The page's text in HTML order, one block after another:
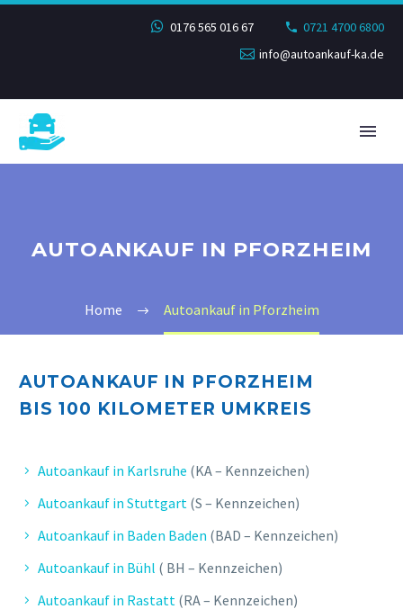
0176 565 016 67
0721 4700 6800
info@autoankauf-ka.de
AUTOANKAUF IN PFORZHEIM
Home Autoankauf in Pforzheim
AUTOANKAUF IN PFORZHEIM
BIS 100 KILOMETER UMKREIS
Autoankauf in Karlsruhe (KA – Kennzeichen)
Autoankauf in Stuttgart (S – Kennzeichen)
Autoankauf in Baden Baden (BAD – Kennzeichen)
Autoankauf in Bühl ( BH – Kennzeichen)
Autoankauf in Rastatt (RA – Kennzeichen)